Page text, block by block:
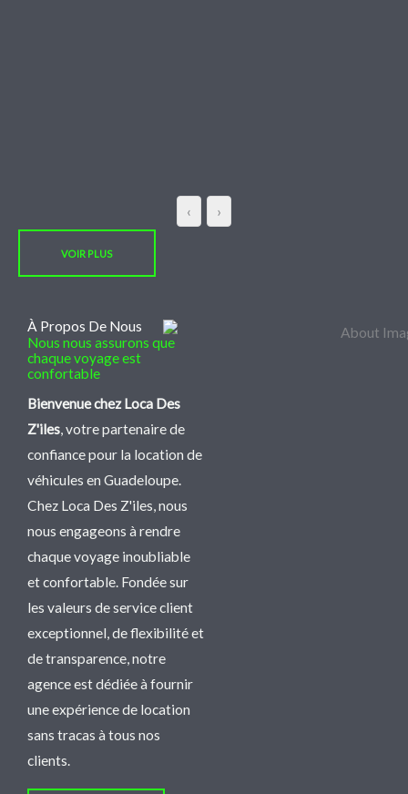
‹ ›
VOIR PLUS
À Propos De Nous
Nous nous assurons que
chaque voyage est
confortable
Bienvenue chez Loca Des
Z'iles, votre partenaire de
confiance pour la location de
véhicules en Guadeloupe.
Chez Loca Des Z'iles, nous
nous engageons à rendre
chaque voyage inoubliable
et confortable. Fondée sur
les valeurs de service client
exceptionnel, de flexibilité et
de transparence, notre
agence est dédiée à fournir
une expérience de location
sans tracas à tous nos
clients.